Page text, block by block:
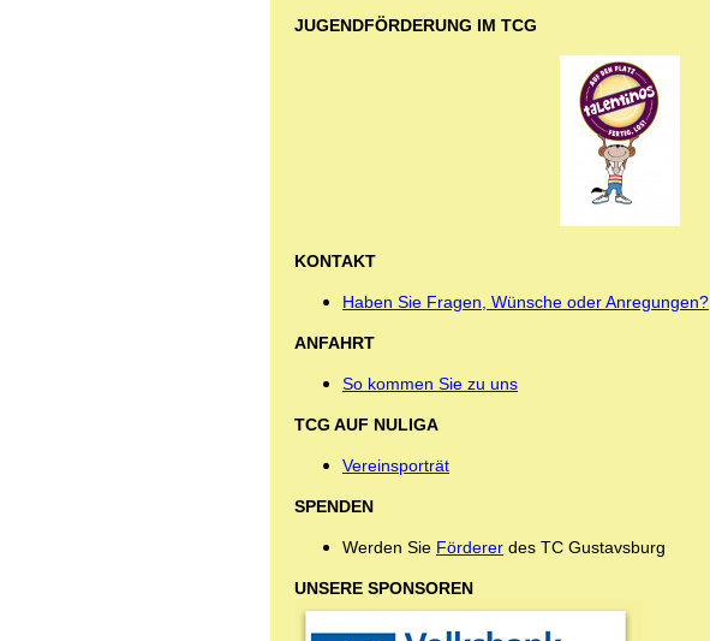
JUGENDFÖRDERUNG IM TCG
KONTAKT
Haben Sie Fragen, Wünsche oder Anregungen?
ANFAHRT
So kommen Sie zu uns
TCG AUF NULIGA
Vereinsporträt
SPENDEN
Werden Sie Förderer des TC Gustavsburg
UNSERE SPONSOREN